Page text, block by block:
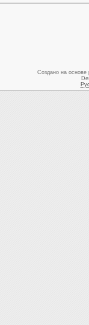
Создано на основе